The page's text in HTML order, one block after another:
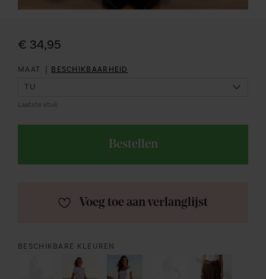
€ 34,95
MAAT | BESCHIKBAARHEID
Laatste stuk
BESCHIKBARE KLEUREN
Bestellen
Voeg toe aan verlanglijst